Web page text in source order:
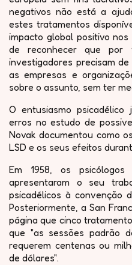
negativos não está a
estes tratamentos
impacto global positivo
de reconhecer que por
investigadores precisam
as empresas e
sobre o assunto, sem ter
O entusiasmo
erros no estudo de
Novak documentou como
LSD e os seus efeitos
Em 1958, os
apresentaram o seu
psicadélicos à convenção
Posteriormente, a San
página que cinco
que "as sessões padrão
requerem centenas ou
de dólares".